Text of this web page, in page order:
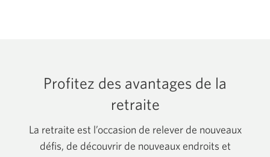
Profitez des avantages de la
retraite
La retraite est l’occasion de relever de nouveaux
défis, de découvrir de nouveaux endroits et